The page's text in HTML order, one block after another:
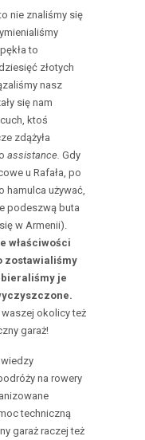
nie znaliśmy się
to
złotych
nasz
się nam
ktoś
zdążyła
assistance. Gdy
u Rafała, po
hamulca używać,
podeszwą buta
w Armenii).
właściwości
zostawialiśmy
je
okolicy też
garaż!
na rowery
techniczną
garaż raczej też